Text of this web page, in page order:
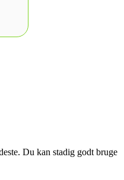
Du kan stadig godt bruge